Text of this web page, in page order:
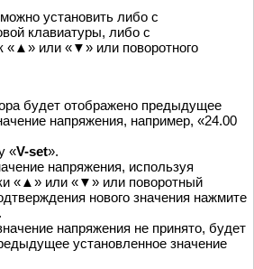
установить либо с
клавиатуры, либо с
«▲» или «▼» или поворотного
будет отображено предыдущее
напряжения, например, «24.00
«V-set».
напряжения, используя
«▲» или «▼» или поворотный
нового значения нажмите
напряжения не принято, будет
установленное значение